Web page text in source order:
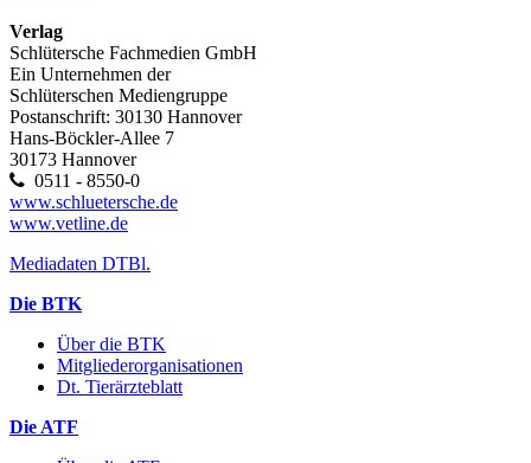
Verlag
Schlütersche Fachmedien GmbH
Ein Unternehmen der
Schlüterschen Mediengruppe
Postanschrift: 30130 Hannover
Hans-Böckler-Allee 7
30173 Hannover
0511 - 8550-0
www.schluetersche.de
www.vetline.de
Mediadaten DTBl.
Die BTK
Über die BTK
Mitgliederorganisationen
Dt. Tierärzteblatt
Die ATF